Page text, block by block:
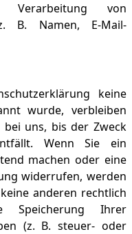
von
B. Namen, E-Mail-
keine
wurde, verbleiben
uns, bis der Zweck
Wenn Sie ein
machen oder eine
widerrufen, werden
anderen rechtlich
Speicherung Ihrer
(z. B. steuer- oder